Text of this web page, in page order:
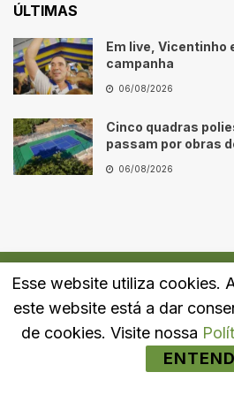
ÚLTIMAS
Em live, Vicentinho
campanha
06/08/2026
Cinco quadras
passam por obras
06/08/2026
Quem Somos Fale Conosco
Esse website utiliza cookies.
este website está a dar
de cookies. Visite nossa